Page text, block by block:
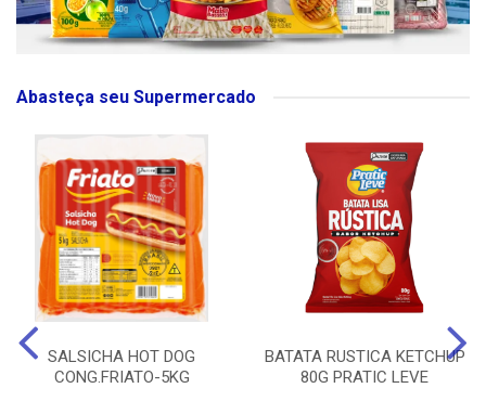
Abasteça seu Supermercado
SALSICHA HOT DOG
CONG.FRIATO-5KG
BATATA RUSTICA KETCHUP
80G PRATIC LEVE